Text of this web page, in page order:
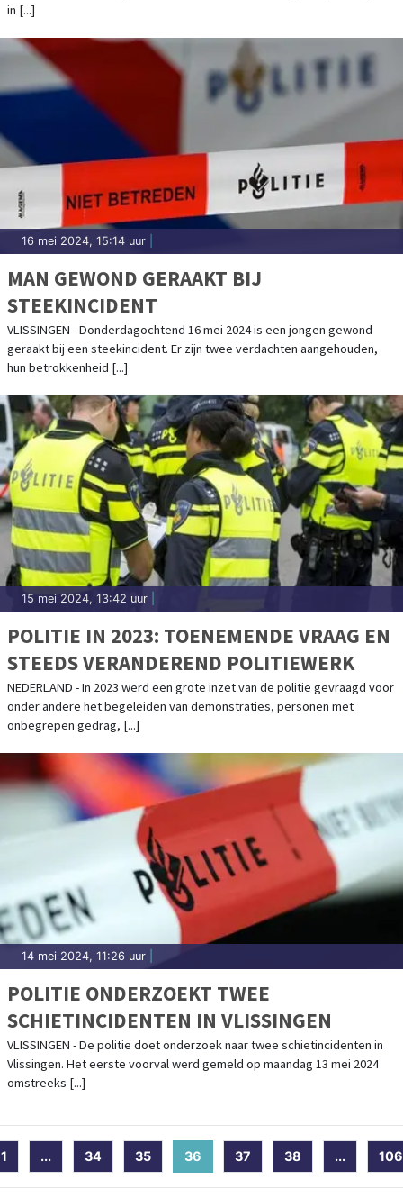
in [...]
16 mei 2024, 15:14 uur
MAN GEWOND GERAAKT BIJ
STEEKINCIDENT
VLISSINGEN - Donderdagochtend 16 mei 2024 is een jongen gewond
geraakt bij een steekincident. Er zijn twee verdachten aangehouden,
hun betrokkenheid [...]
15 mei 2024, 13:42 uur
POLITIE IN 2023: TOENEMENDE VRAAG EN
STEEDS VERANDEREND POLITIEWERK
NEDERLAND - In 2023 werd een grote inzet van de politie gevraagd voor
onder andere het begeleiden van demonstraties, personen met
onbegrepen gedrag, [...]
14 mei 2024, 11:26 uur
POLITIE ONDERZOEKT TWEE
SCHIETINCIDENTEN IN VLISSINGEN
VLISSINGEN - De politie doet onderzoek naar twee schietincidenten in
Vlissingen. Het eerste voorval werd gemeld op maandag 13 mei 2024
omstreeks [...]
1 ... 34 35 36 (current)
37 38 ... 106